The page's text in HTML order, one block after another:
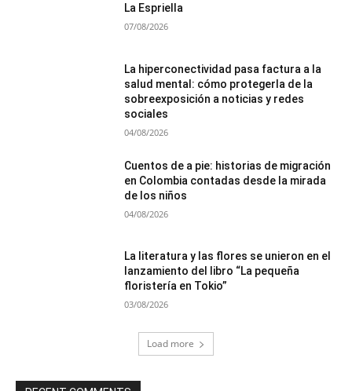
La Espriella
07/08/2026
La hiperconectividad pasa factura a la
salud mental: cómo protegerla de la
sobreexposición a noticias y redes
sociales
04/08/2026
Cuentos de a pie: historias de migración
en Colombia contadas desde la mirada
de los niños
04/08/2026
La literatura y las flores se unieron en el
lanzamiento del libro “La pequeña
floristería en Tokio”
03/08/2026
Load more